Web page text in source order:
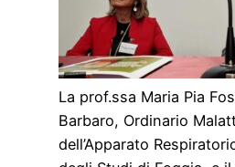
La prof.ssa Maria Pia
Barbaro, Ordinario
dell’Apparato